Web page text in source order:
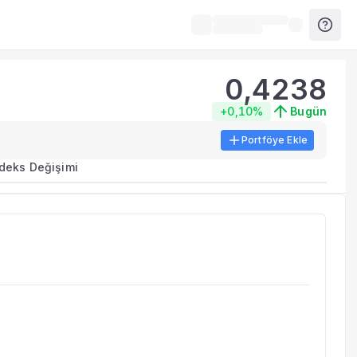
metrikleri listelenir.
benzer fonları inceleyebilirsiniz.
0,4238
+0,10% Bugün
Portföye Ekle
Değişimi